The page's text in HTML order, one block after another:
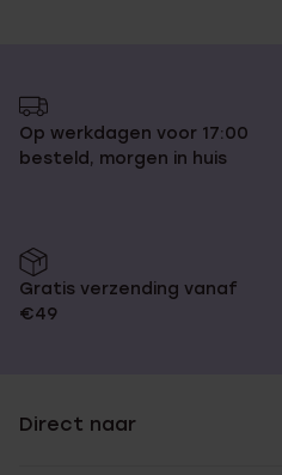
Op werkdagen voor 17:00
besteld, morgen in huis
Gratis verzending vanaf
€49
Direct naar